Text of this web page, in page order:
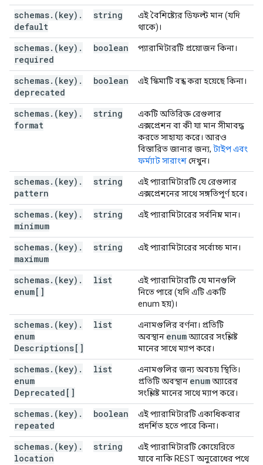
"enumDescriptions": [
string
"enumDeprecated": [
],
"repeated" : boolean
,
"properties":
(key)
: (JsonSchema)
"additionalProperties": (JsonSchema
(JsonSchema),
"annotations":
"required": [
string
"parameterOrder": [
],
"request"
string
"response":
"$ref":
string
"scopes"
(value)
],
"supportsMediaDownload": boolean
,
"supportsMediaUpload": boolean
,
"mediaUpload"
"accept":
string
,
schemas. (key) .
default
string
এই বৈশিষ্ট্যের ডিফল্ট মান (যদি
থাকে)।
schemas. (key) .
required
boolean প্যারামিটারটি প্রয়োজন কিনা।
schemas. (key) .
deprecated
boolean এই স্কিমাটি বন্ধ করা হয়েছে কিনা।
schemas. (key) .
format
string
একটি অতিরিক্ত রেগুলার
এক্সপ্রেশন বা কী যা মান সীমাবদ্ধ
করতে সাহায্য করে। আরও
বিস্তারিত জানার জন্য, টাইপ এবং
ফর্ম্যাট সারাংশদেখুন।
schemas. (key) .
pattern
string
এই প্যারামিটারটি যে রেগুলার
এক্সপ্রেশনের সাথে সঙ্গতিপূর্ণ হবে।
schemas. (key) .
minimum
string এই প্যারামিটারের সর্বনিম্ন মান।
schemas. (key) .
maximum
string এই প্যারামিটারের সর্বোচ্চ মান।
schemas. (key) .
enum[]
list
এই প্যারামিটারটি যে মানগুলি
নিতে পারে (যদি এটি একটি
enum হয়)।
schemas. (key) .
enum
Descriptions[]
list
এনামগুলির বর্ণনা। প্রতিটি
অবস্থান enumঅ্যারের সংশ্লিষ্ট
মানের সাথে ম্যাপ করে।
schemas. (key) .
enum
Deprecated[]
list
এনামগুলির জন্য অবচয় স্থিতি।
প্রতিটি অবস্থান enumঅ্যারের
সংশ্লিষ্ট মানের সাথে ম্যাপ করে।
schemas. (key) .
repeated
boolean
এই প্যারামিটারটি একাধিকবার
প্রদর্শিত হতে পারে কিনা।
schemas. (key) .
location
string
এই প্যারামিটারটি কোয়েরিতে
যাবে নাকি REST অনুরোধের পথে